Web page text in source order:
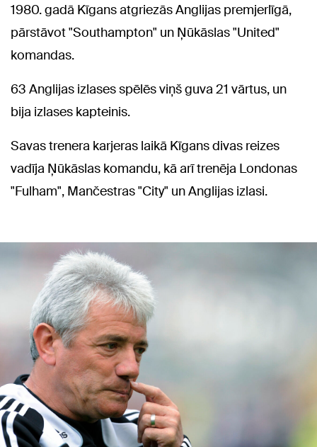
1980. gadā Kīgans atgriezās Anglijas premjerlīgā,
pārstāvot "Southampton" un Ņūkāslas "United"
komandas.
63 Anglijas izlases spēlēs viņš guva 21 vārtus, un
bija izlases kapteinis.
Savas trenera karjeras laikā Kīgans divas reizes
vadīja Ņūkāslas komandu, kā arī trenēja Londonas
"Fulham", Mančestras "City" un Anglijas izlasi.